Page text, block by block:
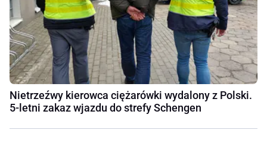
Nietrzeźwy kierowca ciężarówki wydalony z Polski.
5-letni zakaz wjazdu do strefy Schengen